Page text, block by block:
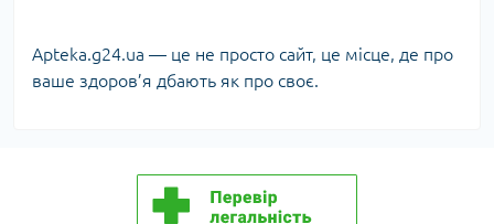
Apteka.g24.ua — це не просто сайт, це місце, де про
ваше здоров’я дбають як про своє.